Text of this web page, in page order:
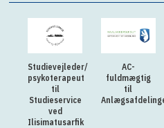
Studievejleder/
psykoterapeut
til
Studieservice
ved
Ilisimatusarfik
AC-
fuldmægtig
til